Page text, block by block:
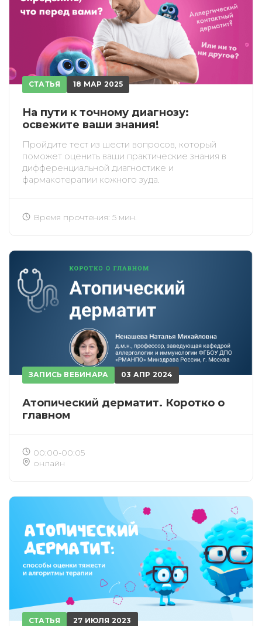
СТАТЬЯ 18 МАР 2025
На пути к точному диагнозу:
освежите ваши знания!
Пройдите тест из шести вопросов, который
поможет оценить ваши практические знания в
дифференциальной диагностике и
фармакотерапии кожного зуда.
Время прочтения: 5 мин.
ЗАПИСЬ ВЕБИНАРА 03 АПР 2024
Атопический дерматит. Коротко о
главном
00:00-00:05
онлайн
СТАТЬЯ 27 ИЮЛЯ 2023